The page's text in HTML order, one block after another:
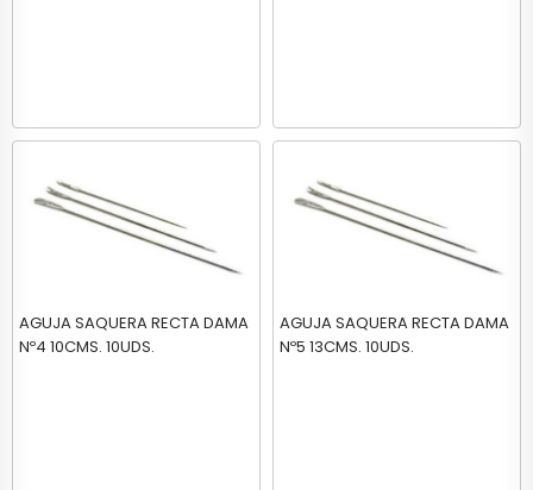
AGUJA SAQUERA RECTA DAMA
Nº4 10CMS. 10UDS.
AGUJA SAQUERA RECTA DAMA
Nº5 13CMS. 10UDS.